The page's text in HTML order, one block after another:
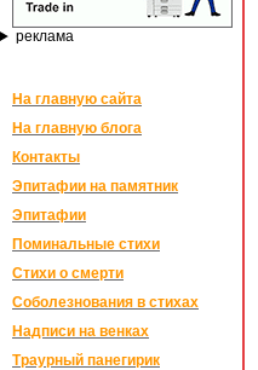
реклама
На главную сайта
На главную блога
Контакты
Эпитафии на памятник
Эпитафии
Поминальные стихи
Стихи о смерти
Соболезнования в стихах
Надписи на венках
Траурный панегирик